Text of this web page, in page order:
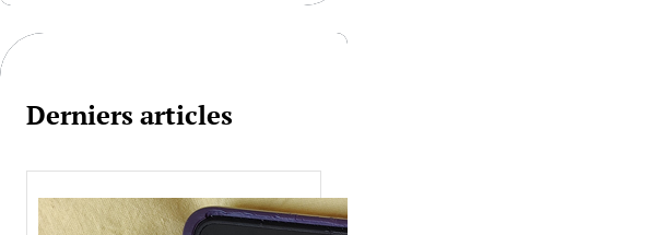
h
Derniers articles